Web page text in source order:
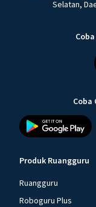
Selatan,
Coba
Produk Ruangguru
Ruangguru
Roboguru Plus